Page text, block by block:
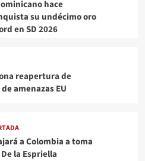
hace
su undécimo oro
en SD 2026
reapertura de
amenazas EU
a Colombia a toma
la Espriella